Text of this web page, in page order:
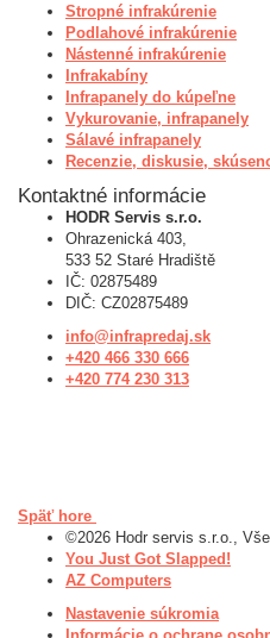
Stropné infrakúrenie
Podlahové infrakúrenie
Nástenné infrakúrenie
Infrakabíny
Infrapanely do kúpeľne
Vykurovanie, infrapanely
Sálavé infrapanely
Recenzie, diskusie,
Kontaktné informácie
HODR Servis s.r.o.
Ohrazenická 403,
533 52 Staré Hradiště
IČ: 02875489
DIČ: CZ02875489
info@infrapredaj.sk
+420 466 330 666
+420 774 230 313
Späť hore
©2026 Hodr servis s.r.o.,
You Just Got Slapped!
AZ Computers
Nastavenie súkromia